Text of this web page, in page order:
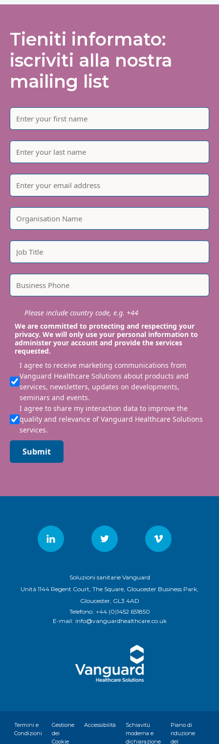
Tieniti informato:
iscriviti alla nostra
mailing list
Please include country code, e.g. +44
We are committed to protecting and respecting your
privacy. We will only use your personal information to
administer your account and provide the services
requested.
I agree to receive marketing communications from
Vanguard Healthcare Solutions about products and
services, newsletters, updates on developments,
seminars and events.
I agree to share my interaction data to improve the
quality and relevance of Vanguard Healthcare Solutions
services.
Submit
Soluzioni sanitarie Vanguard
Unità 1144 Regent Court, The Square, Gloucester Business Park,
Gloucester, GL3 4AD
Telefono: +44 (0)1452 651850
E-mail: info@vanguardhealthcare.co.uk
Termini e
Condizioni
Gestione
dei
Cookie
Accessibilità
Schiavitù
moderna e
dichiarazione
Piano di
riduzione
del